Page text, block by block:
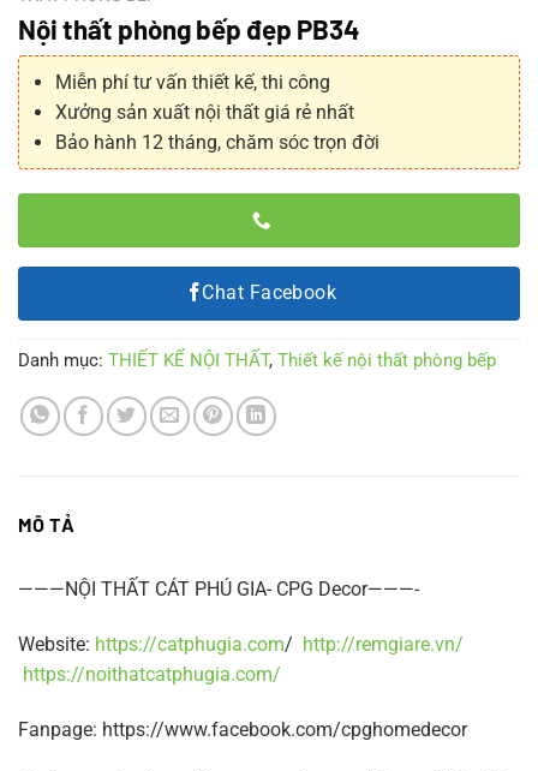
Nội thất phòng bếp đẹp PB34
Miễn phí tư vấn thiết kế, thi công
Xưởng sản xuất nội thất giá rẻ nhất
Bảo hành 12 tháng, chăm sóc trọn đời
Chat Facebook
Danh mục: THIẾT KẾ NỘI THẤT, Thiết kế nội thất phòng bếp
MÔ TẢ
———NỘI THẤT CÁT PHÚ GIA- CPG Decor———-
Website: https://catphugia.com/ http://remgiare.vn/
https://noithatcatphugia.com/
Fanpage: https://www.facebook.com/cpghomedecor